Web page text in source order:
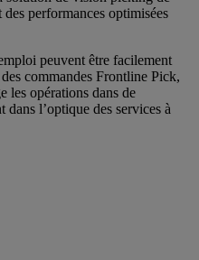
performances optimisées
peuvent être facilement
commandes Frontline Pick,
les opérations dans de
dans l’optique des services à